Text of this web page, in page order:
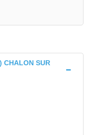
SUR